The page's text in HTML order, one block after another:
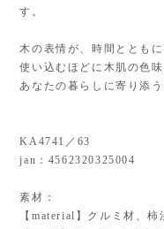
す。
木の表情が、時間とともに
使い込むほどに木肌の色味
あなたの暮らしに寄り添
KA4741／63
jan：4562320325004
素材：
【material】クルミ材、柿